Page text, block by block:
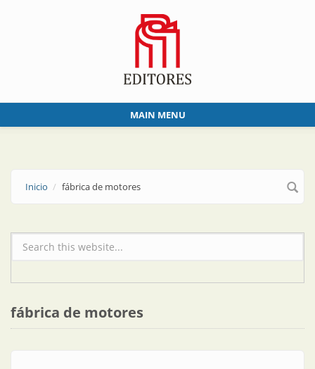
MAIN MENU
Inicio fábrica de motores
Formulario de búsqueda
fábrica de motores